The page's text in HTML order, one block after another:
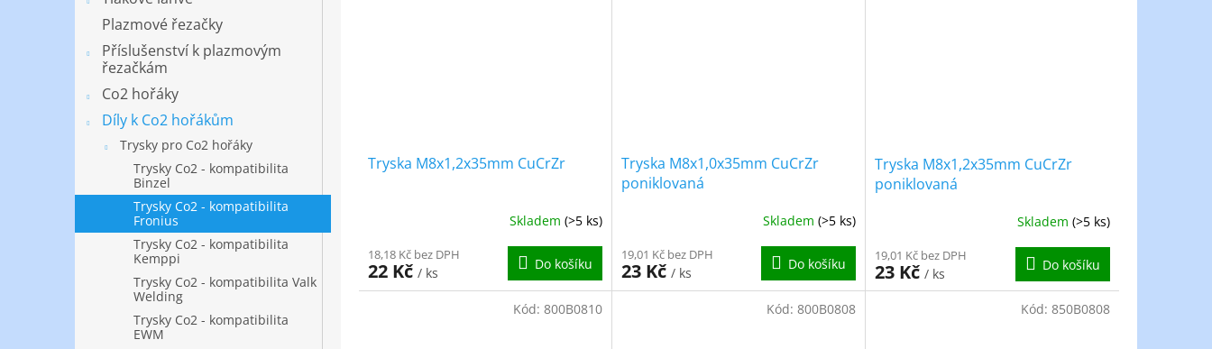
Plazmové řezačky
Příslušenství k plazmovým
řezačkám
Co2 hořáky
Díly k Co2 hořákům
Trysky pro Co2 hořáky
Trysky Co2 - kompatibilita
Binzel
Trysky Co2 - kompatibilita
Fronius
Trysky Co2 - kompatibilita
Kemppi
Trysky Co2 - kompatibilita Valk
Welding
Trysky Co2 - kompatibilita
EWM
Tryska M8x1,2x35mm CuCrZr
Skladem (>5 ks)
18,18 Kč bez DPH
22 Kč / ks
Do košíku
Tryska M8x1,0x35mm CuCrZr
poniklovaná
Skladem (>5 ks)
19,01 Kč bez DPH
23 Kč / ks
Do košíku
Tryska M8x1,2x35mm CuCrZr
poniklovaná
Skladem (>5 ks)
19,01 Kč bez DPH
23 Kč / ks
Do košíku
Kód: 800B0810 Kód: 800B0808 Kód: 850B0808